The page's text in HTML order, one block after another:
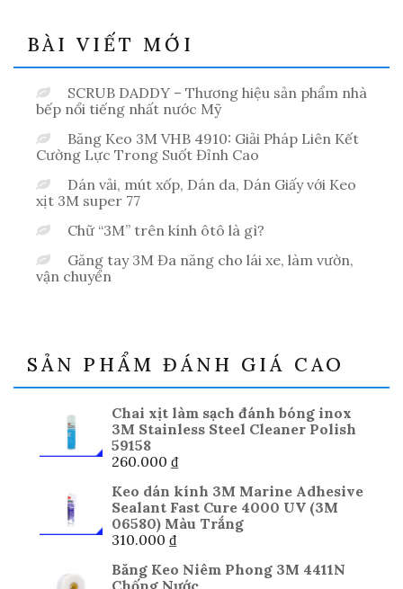
BÀI VIẾT MỚI
SCRUB DADDY – Thương hiệu sản phẩm nhà
bếp nổi tiếng nhất nước Mỹ
Băng Keo 3M VHB 4910: Giải Pháp Liên Kết
Cường Lực Trong Suốt Đỉnh Cao
Dán vải, mút xốp, Dán da, Dán Giấy với Keo
xịt 3M super 77
Chữ “3M” trên kính ôtô là gì?
Găng tay 3M Đa năng cho lái xe, làm vườn,
vận chuyển
SẢN PHẨM ĐÁNH GIÁ CAO
Chai xịt làm sạch đánh bóng inox
3M Stainless Steel Cleaner Polish
59158
260.000 ₫
Keo dán kính 3M Marine Adhesive
Sealant Fast Cure 4000 UV (3M
06580) Màu Trắng
310.000 ₫
Băng Keo Niêm Phong 3M 4411N